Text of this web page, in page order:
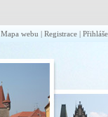
Mapa webu | Registrace |